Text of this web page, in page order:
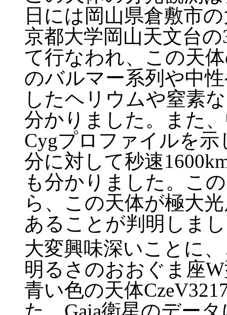
日には岡山県倉敷市
京都大学岡山天文台
て行なわれ、この天
のバルマー系列や中
したヘリウムや窒素
分かりました。また
Cygプロファイルを
分に対して秒速
も分かりました。こ
ら、この天体が極大
あることが判明しま
大変興味深いことに
明るさのおおぐま座
青い色の天体